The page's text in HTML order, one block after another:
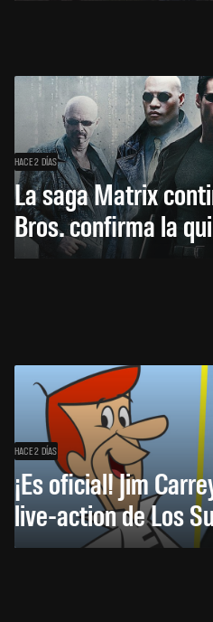
HACE 2 DÍAS
La saga Matrix
Bros. confirma la
HACE 2 DÍAS
¡Es oficial! Jim
live-action de Los